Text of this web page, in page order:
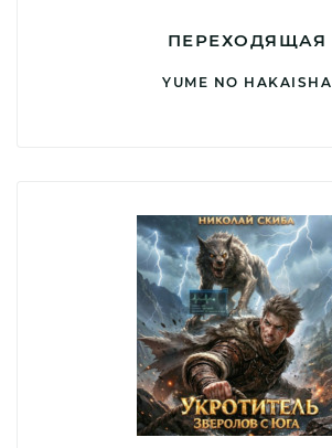
ПЕРЕХОДЯЩАЯ
YUME NO HAKAISHA